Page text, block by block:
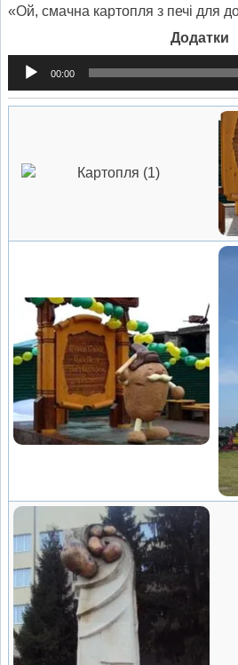
«Ой, смачна картопля з печі для
Додатки
Аудіопрогравач
00:00